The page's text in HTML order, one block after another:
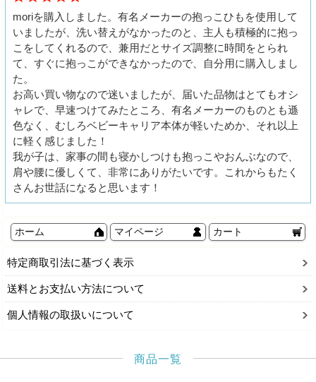
moriを購入しました。有名メーカーの抱っこひもを使用して
いましたが、洗い替えがなかったのと、主人も積極的に抱っ
こをしてくれるので、兼用だとサイズ調整に時間をとられ
て、すぐに抱っこができなかったので、自分用に購入しまし
た。
お高い買い物なので迷いましたが、届いた品物はとてもオシ
ャレで、早速つけてみたところ、有名メーカーのものとも遜
色なく、むしろベビーキャリア本体が軽いためか、それ以上
に軽く感じました！
我が子は、家事の間も寝かしつけも抱っこやおんぶなので、
肩や腰に優しくて、非常にありがたいです。これからもたく
さんお世話になると思います！
ホーム マイページ カート
特定商取引法に基づく表示
送料とお支払い方法について
個人情報の取扱いについて
商品一覧